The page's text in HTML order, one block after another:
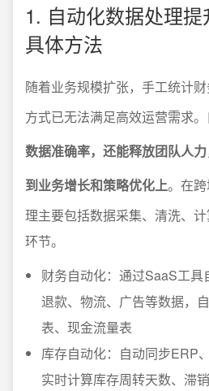
1. 自动化数据处理
具体方法
随着业务规模扩张，手工统计
方式已无法满足高效运营需求。
数据准确率，还能释放团队人
到业务增长和策略优化上。在
理主要包括数据采集、清洗、
环节。
财务自动化：通过SaaS工具
退款、物流、广告等数据，
表、现金流量表
库存自动化：自动同步ERP
实时计算库存周转天数、滞